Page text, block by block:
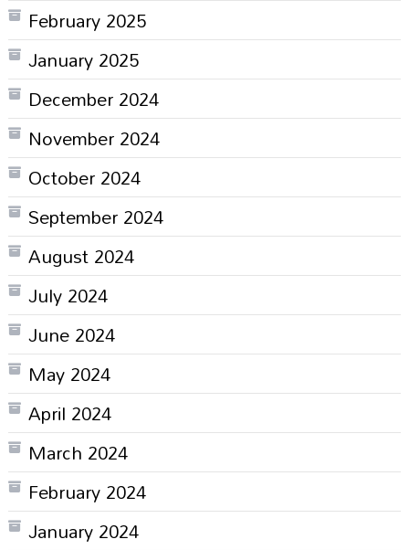
February 2025
January 2025
December 2024
November 2024
October 2024
September 2024
August 2024
July 2024
June 2024
May 2024
April 2024
March 2024
February 2024
January 2024